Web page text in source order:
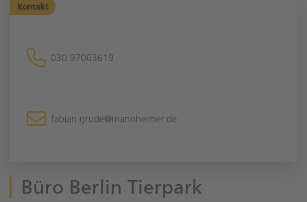
Kontakt
030 97003619
fabian.grude@mannheimer.de
Büro Berlin Tierpark